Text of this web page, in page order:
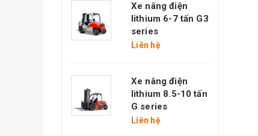
Xe nâng điện
lithium 6-7 tấn G3
series
Liên hệ
Xe nâng điện
lithium 8.5-10 tấn
G series
Liên hệ